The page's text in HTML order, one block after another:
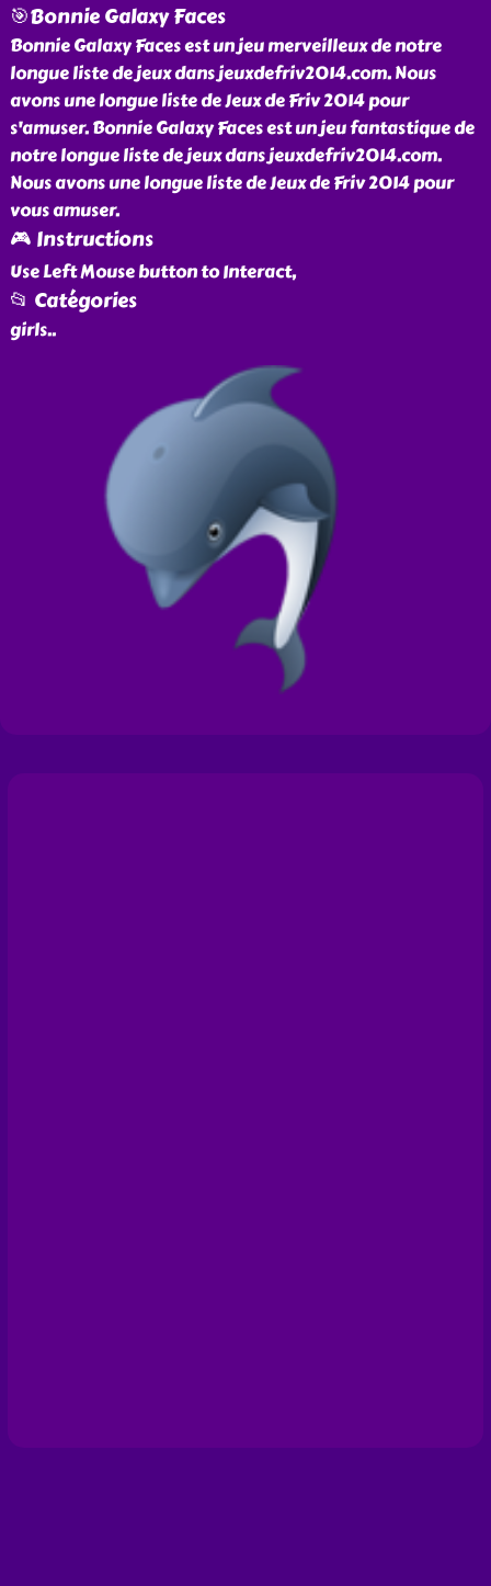
🎯Bonnie Galaxy Faces
Bonnie Galaxy Faces est un jeu merveilleux de notre
longue liste de jeux dans jeuxdefriv2014.com. Nous
avons une longue liste de Jeux de Friv 2014 pour
s'amuser. Bonnie Galaxy Faces est un jeu fantastique de
notre longue liste de jeux dans jeuxdefriv2014.com.
Nous avons une longue liste de Jeux de Friv 2014 pour
vous amuser.
🎮 Instructions
Use Left Mouse button to Interact,
📂 Catégories
girls..